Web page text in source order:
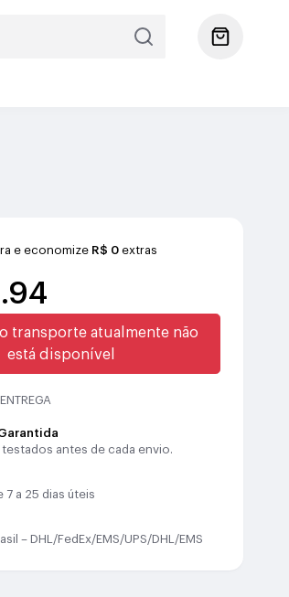
e economize R$ 0extras
transporte atualmente não
está disponível
antes de cada envio.
7 a 25 dias úteis
– DHL/FedEx/EMS/UPS/DHL/EMS